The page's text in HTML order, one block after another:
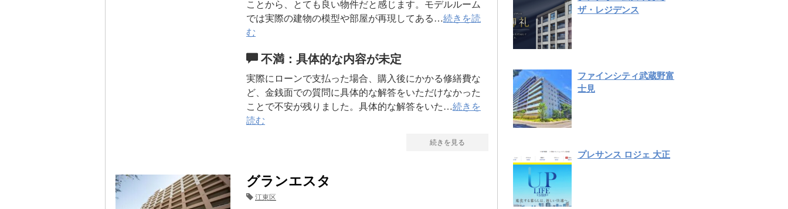
ことから、とても良い物件だと感じます。モデルルーム
では実際の建物の模型や部屋が再現してある…続きを読
む
不満：具体的な内容が未定
実際にローンで支払った場合、購入後にかかる修繕費な
ど、金銭面での質問に具体的な解答をいただけなかった
ことで不安が残りました。具体的な解答をいた…続きを
読む
続きを見る
グランエスタ
江東区
ザ・レジデンス
ファインシティ武蔵野富
士見
プレサンス ロジェ 大正